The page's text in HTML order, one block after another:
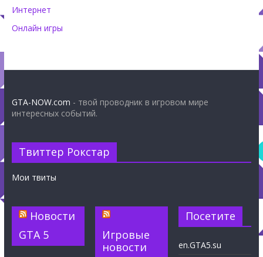
Интернет
Онлайн игры
GTA-NOW.com - твой проводник в игровом мире
интересных событий.
Твиттер Рокстар
Мои твиты
Новости
GTA 5
Игровые
новости
Посетите
en.GTA5.su